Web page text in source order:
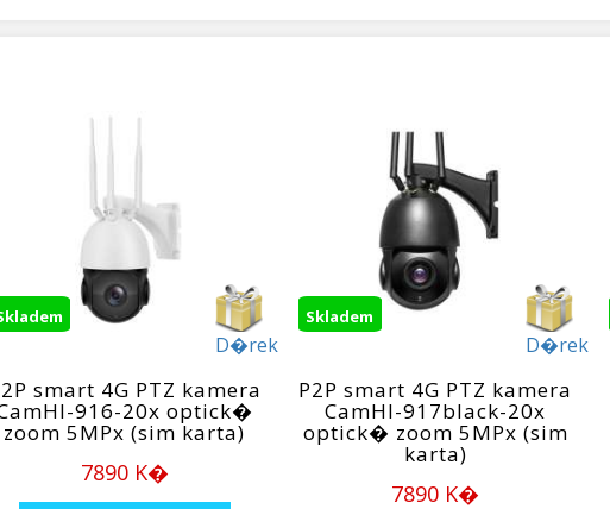
D�rek
smart 4G PTZ kamera
916-20x optick�
zoom 5MPx (sim karta)
7890 K�
D�rek
Skladem
P2P smart 4G PTZ kamera
CamHI-917black-20x
optick� zoom 5MPx (sim
karta)
7890 K�